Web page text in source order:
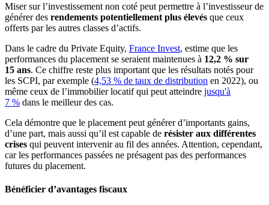
Miser sur l’investissement non coté peut permettre à l’investisseur de
générer des rendements potentiellement plus élevés que ceux
offerts par les autres classes d’actifs.
Dans le cadre du Private Equity, France Invest, estime que les
performances du placement se seraient maintenues à 12,2 % sur
15 ans. Ce chiffre reste plus important que les résultats notés pour
les SCPI, par exemple (4,53 % de taux de distribution en 2022), ou
même ceux de l’immobilier locatif qui peut atteindre jusqu'à
7 % dans le meilleur des cas.
Cela démontre que le placement peut générer d’importants gains,
d’une part, mais aussi qu’il est capable de résister aux différentes
crises qui peuvent intervenir au fil des années. Attention, cependant,
car les performances passées ne présagent pas des performances
futures du placement.
Bénéficier d’avantages fiscaux